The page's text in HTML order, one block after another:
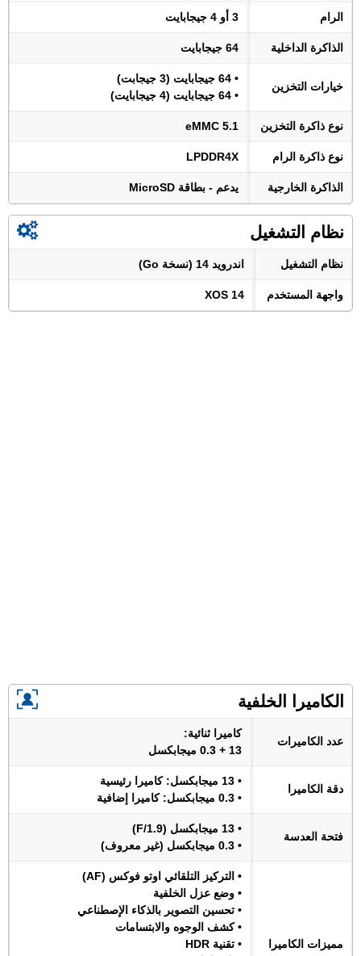
الرام 3 أو 4 جيجابايت
الذاكرة الداخلية 64 جيجابايت
خيارات التخزين
• 64 جيجابايت (3 جيجابت)
• 64 جيجابايت (4 جيجابايت)
نوع ذاكرة التخزين eMMC 5.1
نوع ذاكرة الرام LPDDR4X
الذاكرة الخارجية يدعم - بطاقة MicroSD
نظام التشغيل
نظام التشغيل اندرويد 14 (نسخة Go)
واجهة المستخدم XOS 14
الكاميرا الخلفية
عدد الكاميرات
كاميرا ثنائية:
13 + 0.3 ميجابكسل
دقة الكاميرا
• 13 ميجابكسل: كاميرا رئيسية
• 0.3 ميجابكسل: كاميرا إضافية
فتحة العدسة
• 13 ميجابكسل (F/1.9)
• 0.3 ميجابكسل (غير معروف)
مميزات الكاميرا
• التركيز التلقائي اوتو فوكس (AF)
• وضع عزل الخلفية
• تحسين التصوير بالذكاء الإصطناعي
• كشف الوجوه والابتسامات
• تقنية HDR